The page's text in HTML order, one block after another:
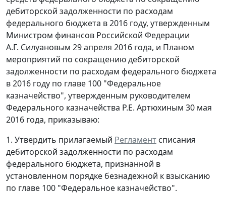
дебиторской задолженности по расходам
федерального бюджета в 2016 году, утвержденным
Министром финансов Российской Федерации
А.Г. Силуановым 29 апреля 2016 года, и Планом
мероприятий по сокращению дебиторской
задолженности по расходам федерального бюджета
в 2016 году по главе 100 "Федеральное
казначейство", утвержденным руководителем
Федерального казначейства Р.Е. Артюхиным 30 мая
2016 года, приказываю:
1. Утвердить прилагаемый Регламент списания
дебиторской задолженности по расходам
федерального бюджета, признанной в
установленном порядке безнадежной к взысканию
по главе 100 "Федеральное казначейство".